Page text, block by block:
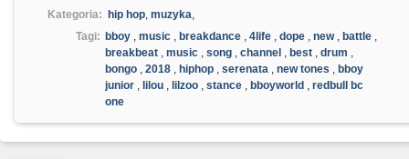
Kategoria:
hip hop, muzyka,
Tagi: bboy , music , breakdance , 4life , dope , new, battle ,
breakbeat , music , song , channel , best , drum ,
bongo , 2018 , hiphop , serenata , new tones , bboy
junior , lilou , lilzoo , stance , bboyworld , redbull bc
one